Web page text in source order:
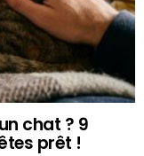
chat ? 9
prêt !